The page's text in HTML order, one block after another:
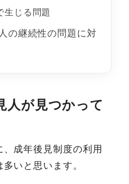
生じる問題
の継続性の問題に対
人が見つかって
成年後見制度の利用
いと思います。